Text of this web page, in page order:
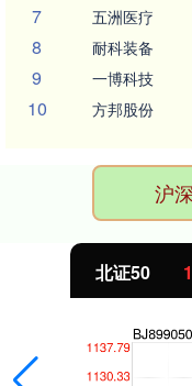
7 五洲医疗
8 耐科装备
9 一博科技
10 方邦股份
沪
北证50